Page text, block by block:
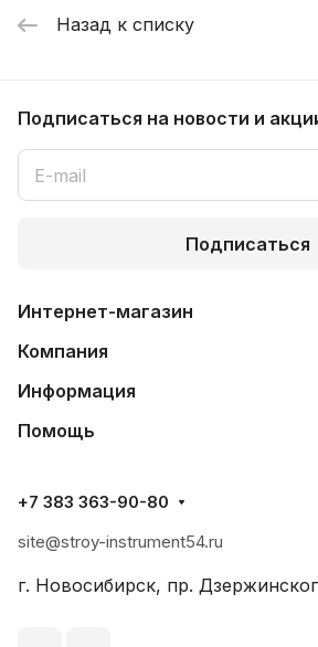
Назад к списку
Подписаться на новости и
Подписаться
Интернет-магазин
Компания
Информация
Помощь
+7 383 363-90-80
site@stroy-instrument54.ru
г. Новосибирск, пр.